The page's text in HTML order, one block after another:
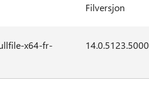
Filversjon
x64-fr-
14.0.5123.5000